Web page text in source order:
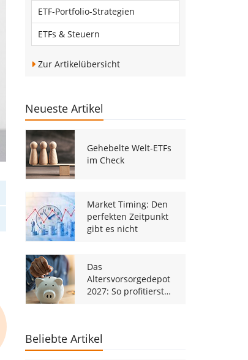
ETF-Portfolio-Strategien
ETFs & Steuern
Zur Artikelübersicht
Neueste Artikel
Gehebelte Welt-ETFs
im Check
Market Timing: Den
perfekten Zeitpunkt
gibt es nicht
Das
Altersvorsorgedepot
2027: So profitierst
Beliebte Artikel